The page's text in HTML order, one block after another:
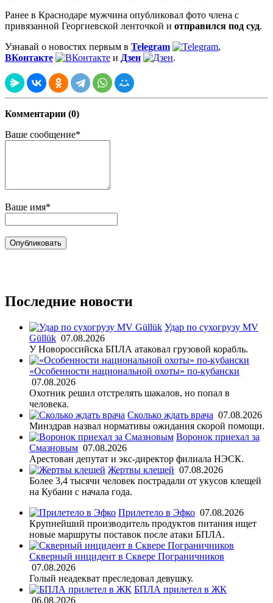
Ранее в Краснодаре мужчина опубликовал фото члена с
привязанной Георгиевской ленточкой и отправился под суд.
Узнавай о новостях первым в Telegram
,
ВКонтакте
и Дзен .
Комментарии (0)
Ваше сообщение*
Ваше имя*
Последние новости
Удар по сухогрузу MV
Güllük 07.08.2026
У Новороссийска БПЛА атаковал грузовой корабль.
«Особенности национальной охоты» по-кубански
07.08.2026
Охотник решил отстрелять шакалов, но попал в
человека.
Сколько ждать врача 07.08.2026
Минздрав назвал нормативы ожидания скорой помощи.
Воронок приехал за
Смазновым 07.08.2026
Арестован депутат и экс-директор филиала НЭСК.
Жертвы клещей 07.08.2026
Более 3,4 тысячи человек пострадали от укусов клещей
на Кубани с начала года.
Прилетело в Эфко 07.08.2026
Крупнейший производитель продуктов питания ищет
новые маршруты поставок после атаки БПЛА.
Скверный инцидент в Сквере Пограничников
07.08.2026
Голый неадекват преследовал девушку.
БПЛА прилетел в ЖК
06.08.2026